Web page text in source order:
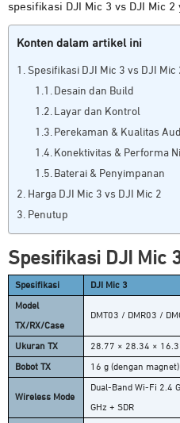
spesifikasi DJI Mic 3 vs DJI Mic
Konten dalam artikel ini
Spesifikasi DJI Mic 3 vs DJI Mic
Desain dan Build
Layar dan Kontrol
Perekaman & Kualitas
Konektivitas & Performa
Baterai & Penyimpanan
Harga DJI Mic 3 vs DJI Mic 2
Penutup
Spesifikasi DJI Mic
Spesifikasi DJI Mic 3
Model
TX/RX/Case
DMT03 / DMR03 /
Ukuran TX 28.77 × 28.34 ×
Bobot TX 16 g (dengan magnet)
Wireless Mode
Dual-Band Wi-Fi 2.4
GHz + SDR